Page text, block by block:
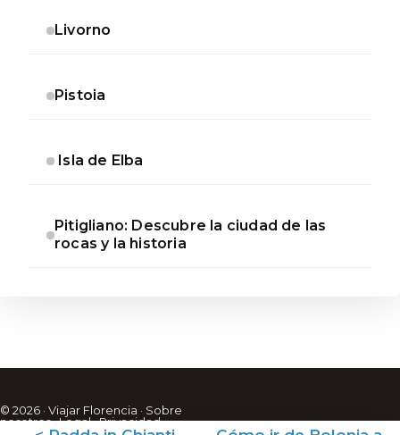
Livorno
Pistoia
Isla de Elba
Pitigliano: Descubre la ciudad de las
rocas y la historia
© 2026 · Viajar Florencia · Sobre
nosotros·Legal·Privacidad·